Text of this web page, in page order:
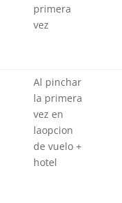
primera
vez
Al pinchar
la primera
vez en
laopcion
de vuelo +
hotel